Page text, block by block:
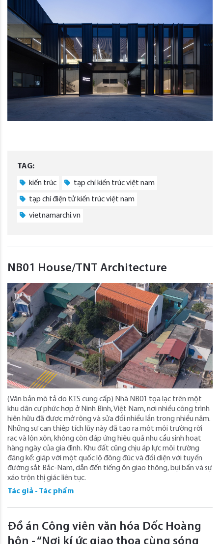
TAG:
kiến trúc tạp chí kiến trúc việt nam
tạp chí điện tử kiến trúc việt nam
vietnamarchi.vn
NB01 House/TNT Architecture
(Văn bản mô tả do KTS cung cấp) Nhà NB01 tọa lạc trên một
khu dân cư phức hợp ở Ninh Bình, Việt Nam, nơi nhiều công trình
hiện hữu đã được mở rộng và sửa đổi nhiều lần trong nhiều năm.
Những sự can thiệp tích lũy này đã tạo ra một môi trường rời
rạc và lộn xộn, không còn đáp ứng hiệu quả nhu cầu sinh hoạt
hàng ngày của gia đình. Khu đất cũng chịu áp lực môi trường
đáng kể: giáp với một quốc lộ đông đúc và đối diện với tuyến
đường sắt Bắc-Nam, dẫn đến tiếng ồn giao thông, bụi bẩn và sự
xáo trộn thị giác liên tục.
Tác giả - Tác phẩm
Đồ án Công viên văn hóa Dốc Hoàng